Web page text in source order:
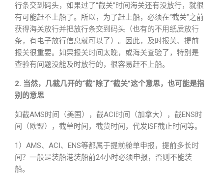
行条交到码头，如果过了“截关”时间海关还有没放行，就很
有可能赶不上船了。所以，为了赶上船，必须在“截关”之前
获得海关放行并把放行条交到码头（也有的不用纸质放行
条，有电子放行信息就可以了）。因此，及时报关、提前
报关很重要。如果报关时间太晚，或海关查验了，特别是
查验有问题没能及时放行的，很容易赶不上船。
2. 当然，几截几开的“截”除了“截关”这个意思，也可能是指
别的意思
如截AMS时间（美国），截ACI时间（加拿大），截ENS时
间（欧盟），截单时间，截货时间，代发ISF截止时间等。
1）AMS、ACI、ENS等都属于提前舱单申报，提前多长时
间？一般是装船港装船前24小时必须申报，否则不能装
船。